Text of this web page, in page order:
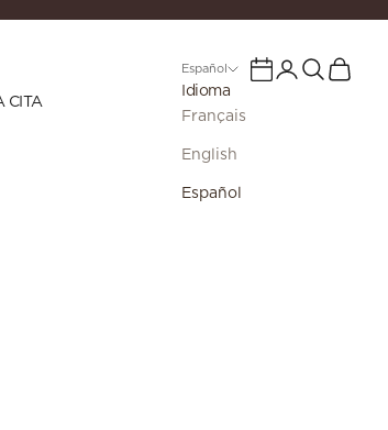
CITA
Español
Idioma
Français
English
Español
Calendario
Iniciar sesión
Buscar
Cesta